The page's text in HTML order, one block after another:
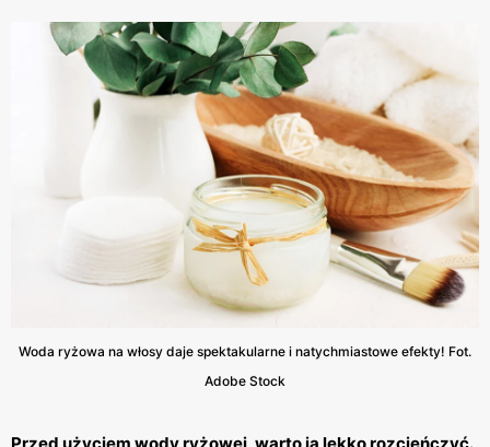
Woda ryżowa na włosy daje spektakularne i natychmiastowe efekty! Fot.
Adobe Stock